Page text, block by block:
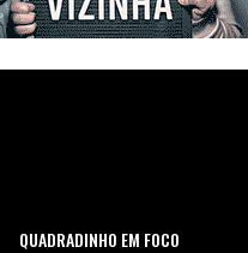
QUADRADINHO EM FOCO